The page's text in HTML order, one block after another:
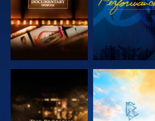
UTFORSKA
SERIEN
UTFORSKA
SERIEN